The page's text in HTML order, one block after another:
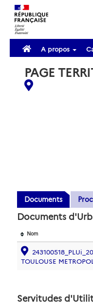
A propos
PAGE
Documents
Documents
Nom
TOULOUSE
Servitudes